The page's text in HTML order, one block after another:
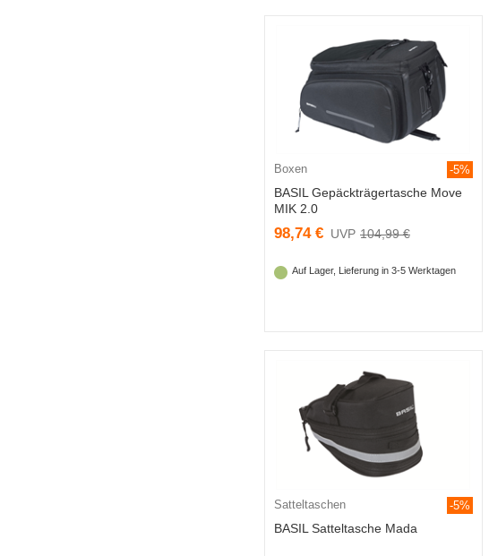
Boxen -5%
BASIL Gepäckträgertasche Move
MIK 2.0
98,74 € 104,99 €
Auf Lager, Lieferung in 3-5 Werktagen
Satteltaschen -5%
BASIL Satteltasche Mada